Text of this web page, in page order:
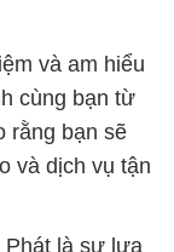
dịch vụ tận
là sự lựa
của bạn.
chất
vào việc
vụ bạn